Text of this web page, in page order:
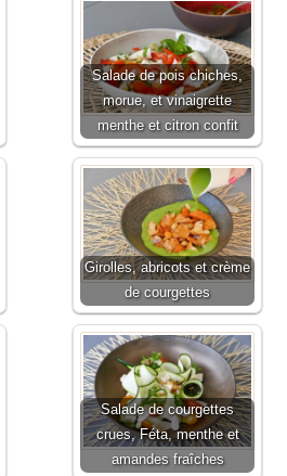
Salade de pois chiches,
morue, et vinaigrette
menthe et citron confit
Girolles, abricots et crème
de courgettes
Salade de courgettes
crues, Féta, menthe et
amandes fraîches